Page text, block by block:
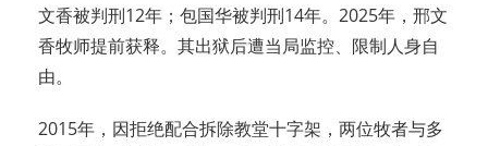
文香被判刑12年；包国华被判刑14年。2025年，邢文
香牧师提前获释。其出狱后遭当局监控、限制人身自
由。
2015年，因拒绝配合拆除教堂十字架，两位牧者与多